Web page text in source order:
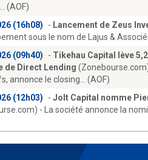
(AOF)
(16h08)
- Lancement de Zeus
sous le nom de Lajus &
(09h40)
- Tikehau Capital lève
de Direct Lending
annonce le closing... (AOF)
(12h03)
- Jolt Capital nomme
- La société annonce la